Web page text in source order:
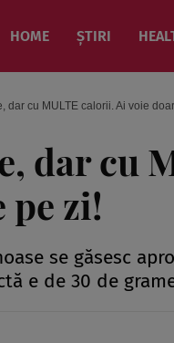
HOME ȘTIRI
dar cu MULTE calorii. Ai voie
dar cu
pe zi!
se găsesc
e de 30 de